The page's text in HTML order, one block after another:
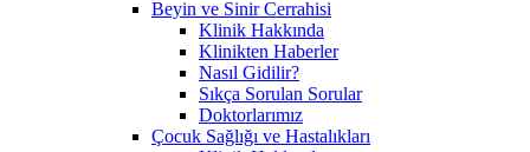
Beyin ve Sinir Cerrahisi
Klinik Hakkında
Klinikten Haberler
Nasıl Gidilir?
Sıkça Sorulan Sorular
Doktorlarımız
Çocuk Sağlığı ve Hastalıkları